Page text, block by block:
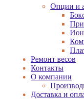
Опции и
Ремонт весов
Контакты
О компании
Доставка и